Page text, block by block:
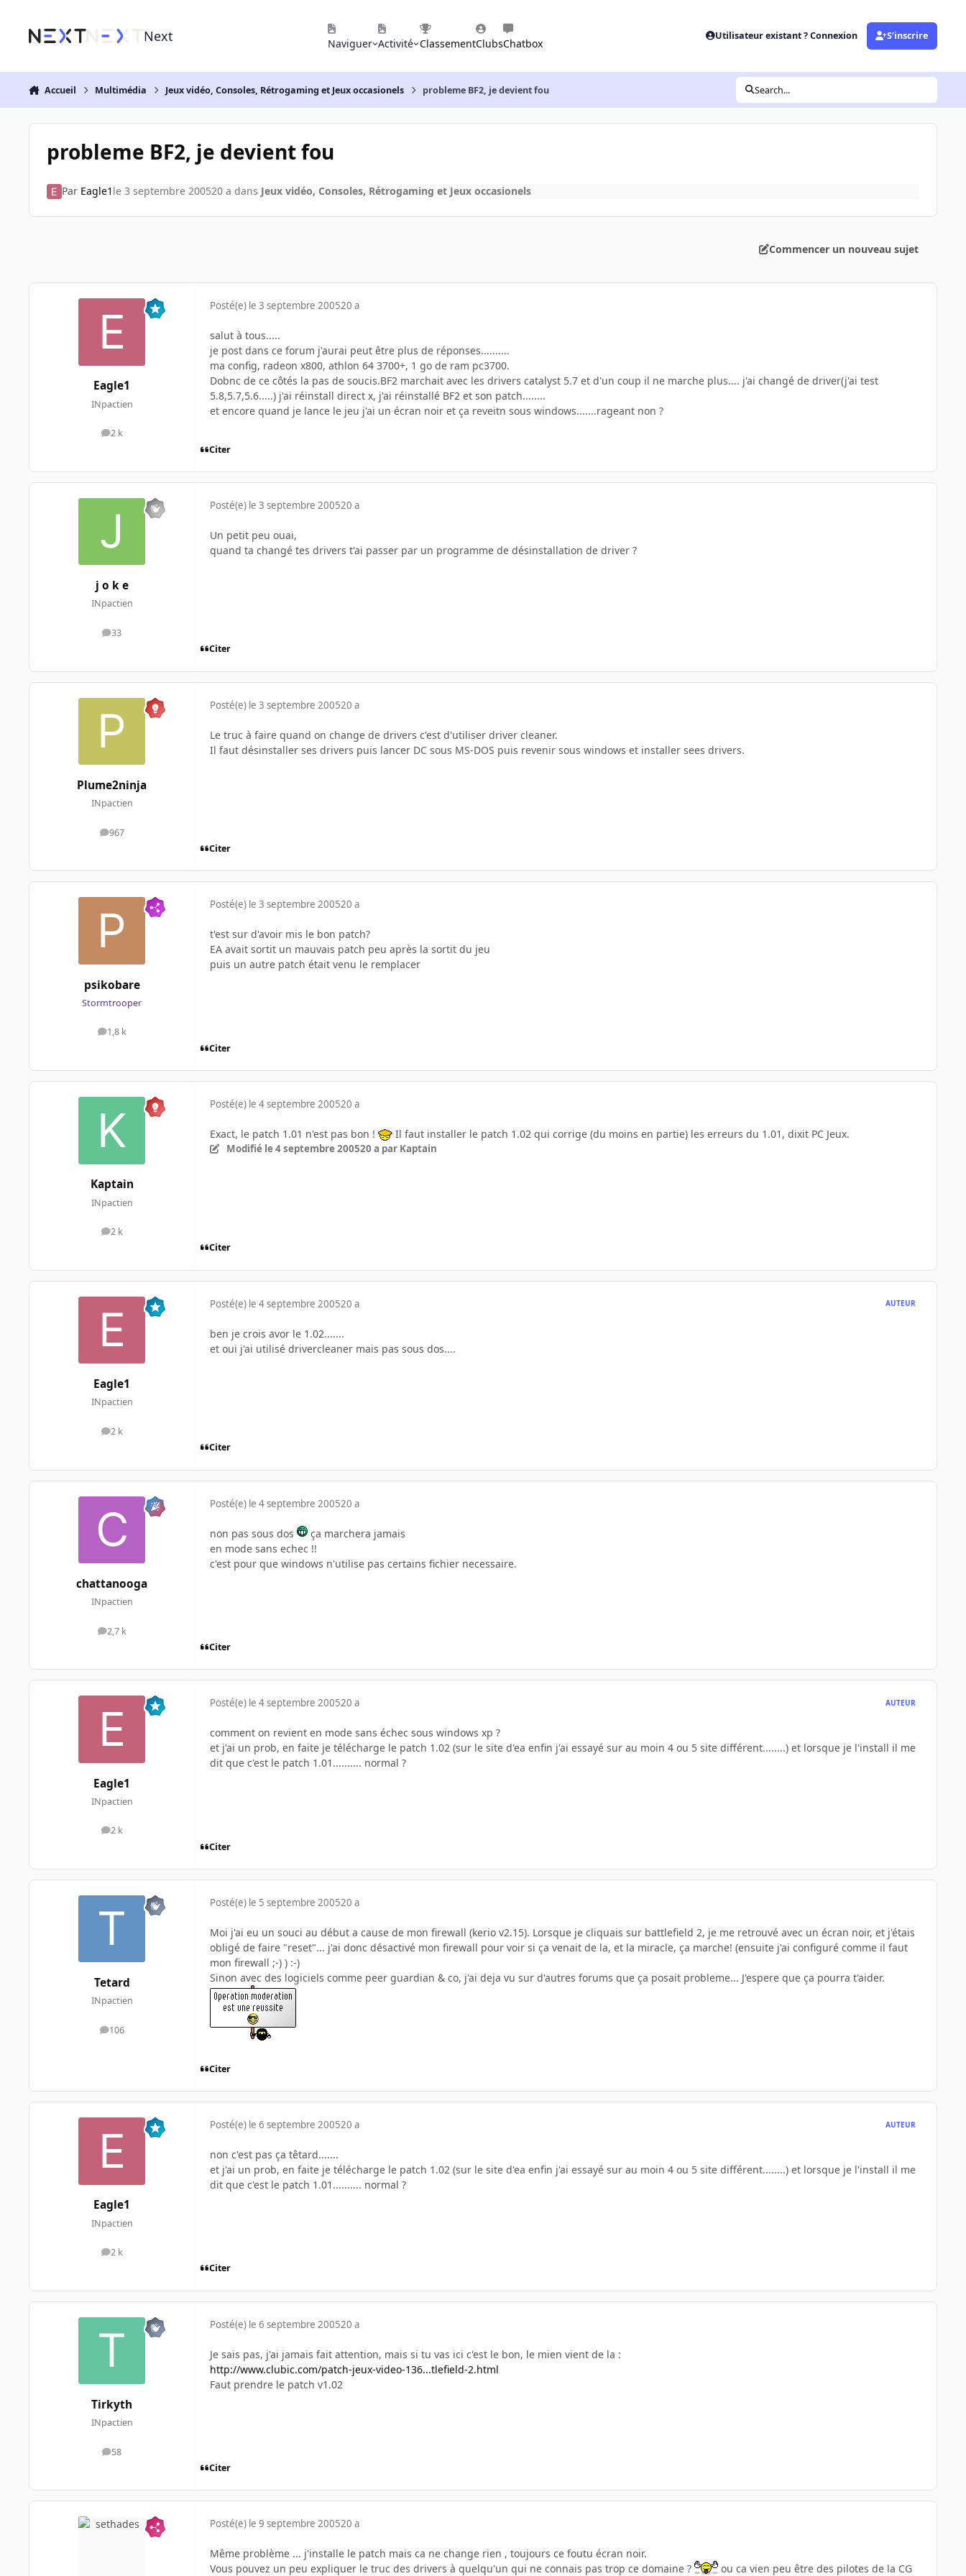
Next Naviguer Activité ClassementClubsChatbox
Utilisateur existant ? Connexion S’inscrire
Accueil Multimédia Jeux vidéo, Consoles, Rétrogaming et Jeux occasionels probleme BF2, je devient fou Search...
probleme BF2, je devient fou
Par Eagle1 le 3 septembre 200520 a dans Jeux vidéo, Consoles, Rétrogaming et Jeux occasionels
Commencer un nouveau sujet
Eagle1
INpactien
2 k
messages
Posté(e) le 3 septembre 200520 a
salut à tous.....
je post dans ce forum j'aurai peut être plus de réponses..........
ma config, radeon x800, athlon 64 3700+, 1 go de ram pc3700.
Dobnc de ce côtés la pas de soucis.BF2 marchait avec les drivers catalyst 5.7 et d'un coup il ne marche plus.... j'ai changé de driver(j'ai test
5.8,5.7,5.6.....) j'ai réinstall direct x, j'ai réinstallé BF2 et son patch........
et encore quand je lance le jeu j'ai un écran noir et ça reveitn sous windows.......rageant non ?
Citer
j o k e
INpactien
33
messages
Posté(e) le 3 septembre 200520 a
Un petit peu ouai,
quand ta changé tes drivers t'ai passer par un programme de désinstallation de driver ?
Citer
Plume2ninja
INpactien
967
messages
Posté(e) le 3 septembre 200520 a
Le truc à faire quand on change de drivers c'est d'utiliser driver cleaner.
Il faut désinstaller ses drivers puis lancer DC sous MS-DOS puis revenir sous windows et installer sees drivers.
Citer
psikobare
Stormtrooper
1,8 k
messages
Posté(e) le 3 septembre 200520 a
t'est sur d'avoir mis le bon patch?
EA avait sortit un mauvais patch peu après la sortit du jeu
puis un autre patch était venu le remplacer
Citer
Kaptain
INpactien
2 k
messages
Posté(e) le 4 septembre 200520 a
Exact, le patch 1.01 n'est pas bon ! Il faut installer le patch 1.02 qui corrige (du moins en partie) les erreurs du 1.01, dixit PC Jeux.
Modifié le 4 septembre 200520 a par Kaptain
Citer
Eagle1
INpactien
2 k
messages
Posté(e) le 4 septembre 200520 a AUTEUR
ben je crois avor le 1.02.......
et oui j'ai utilisé drivercleaner mais pas sous dos....
Citer
chattanooga
INpactien
2,7 k
messages
Posté(e) le 4 septembre 200520 a
non pas sous dos
ça marchera jamais
en mode sans echec !!
c'est pour que windows n'utilise pas certains fichier necessaire.
Citer
Eagle1
INpactien
2 k
messages
Posté(e) le 4 septembre 200520 a AUTEUR
comment on revient en mode sans échec sous windows xp ?
et j'ai un prob, en faite je télécharge le patch 1.02 (sur le site d'ea enfin j'ai essayé sur au moin 4 ou 5 site différent........) et lorsque je l'install il me
dit que c'est le patch 1.01.......... normal ?
Citer
Tetard
INpactien
106
messages
Posté(e) le 5 septembre 200520 a
Moi j'ai eu un souci au début a cause de mon firewall (kerio v2.15). Lorsque je cliquais sur battlefield 2, je me retrouvé avec un écran noir, et j'étais
obligé de faire "reset"... j'ai donc désactivé mon firewall pour voir si ça venait de la, et la miracle, ça marche! (ensuite j'ai configuré comme il faut
mon firewall ;-) ) :-)
Sinon avec des logiciels comme peer guardian & co, j'ai deja vu sur d'autres forums que ça posait probleme... J'espere que ça pourra t'aider.
Citer
Eagle1
INpactien
2 k
messages
Posté(e) le 6 septembre 200520 a AUTEUR
non c'est pas ça têtard.......
et j'ai un prob, en faite je télécharge le patch 1.02 (sur le site d'ea enfin j'ai essayé sur au moin 4 ou 5 site différent........) et lorsque je l'install il me
dit que c'est le patch 1.01.......... normal ?
Citer
Tirkyth
INpactien
58
messages
Posté(e) le 6 septembre 200520 a
Je sais pas, j'ai jamais fait attention, mais si tu vas ici c'est le bon, le mien vient de la :
http://www.clubic.com/patch-jeux-video-136...tlefield-2.html
Faut prendre le patch v1.02
Citer
Posté(e) le 9 septembre 200520 a
Même problème ... j'installe le patch mais ca ne change rien , toujours ce foutu écran noir.
Vous pouvez un peu expliquer le truc des drivers à quelqu'un qui ne connais pas trop ce domaine ?
ou ca vien peu être des pilotes de la CG